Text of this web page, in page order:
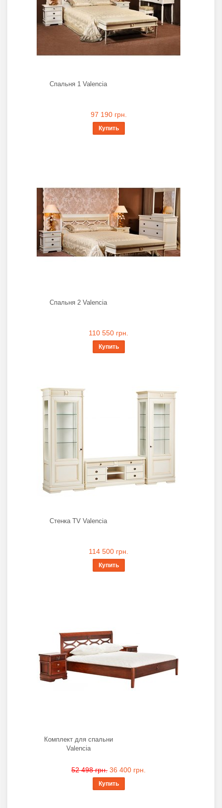
Спальня 1 Valencia
97 190 грн.
Купить
Спальня 2 Valencia
110 550 грн.
Купить
Стенка TV Valencia
114 500 грн.
Купить
Комплект для спальни
Valencia
52 498 грн. 36 400 грн.
Купить